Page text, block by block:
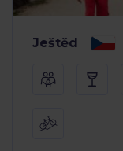
Ještěd